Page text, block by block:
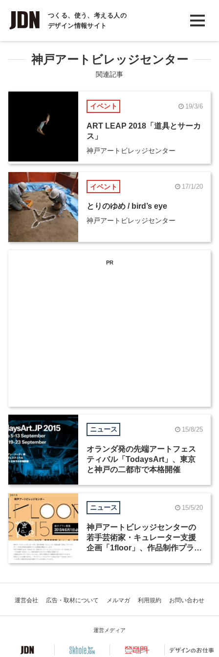
つくる、使う、考える人の
デザイン情報サイト
INTERVIEW
インタビュー
REPORT
COLUMN
神戸アートビレッジセンター
関連記事
イベント 19/3/6
ART LEAP 2018「道具とサーカ
ス」
神戸アートビレッジセンター
イベント 17/1/20
とりのゆめ / bird’s eye
神戸アートビレッジセンター
PR
ニュース 15/8/25
オランダ発の先端アートフェス
ティバル「TodaysArt」、東京
と神戸の二都市で本格開催
ニュース 15/5/20
神戸アートビレッジセンターの
若手芸術家・キュレーター支援
企画「1floor」、作品制作プラン
運営会社 広告・取材について メルマガ 利用規約 お問い合わせ
運営メディア